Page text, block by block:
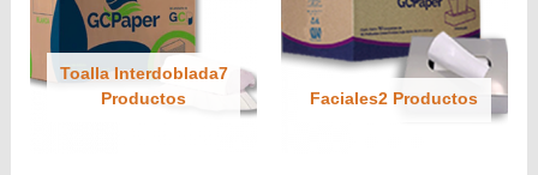
Toalla Interdoblada7
Productos
Faciales2 Productos